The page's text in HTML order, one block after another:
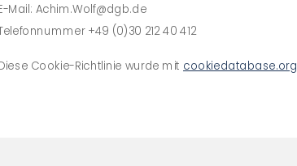
Mail: Achim.Wolf@dgb.de
+49 (0)30 212 40 412
Cookie-Richtlinie wurde mit cookiedatabase.org